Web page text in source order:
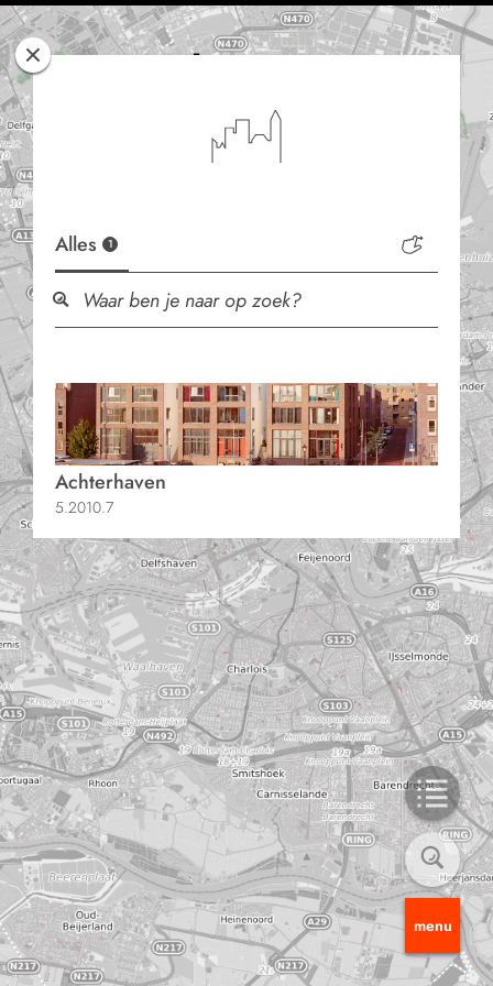
Rotterdam
menu
Alles 1
Achterhaven
5.2010.7